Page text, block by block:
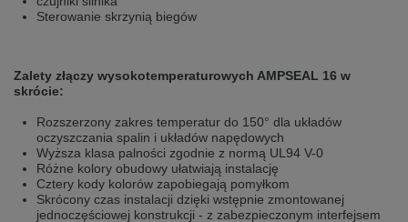
Sterowanie skrzynią biegów
Zalety złączy wysokotemperaturowych AMPSEAL 16 w
skrócie:
Rozszerzony zakres temperatur do 150° dla układów
oczyszczania spalin i układów napędowych
Wyższa klasa palności zgodnie z normą UL94 V-0
Różne kolory obudowy ułatwiają instalację
Cztery kody kolorów zapobiegają pomyłkom
Skrócony czas instalacji dzięki wstępnie zmontowanej
jednoczęściowej konstrukcji - z zabezpieczonym interfejsem